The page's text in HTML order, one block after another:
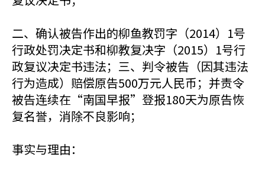
二、确认被告作出的柳鱼教罚字（2014）1号
行政处罚决定书和柳教复决字（2015）1号行
政复议决定书违法；三、判令被告（因其违法
行为造成）赔偿原告500万元人民币；并责令
被告连续在“南国早报”登报180天为原告恢
复名誉，消除不良影响；
事实与理由：